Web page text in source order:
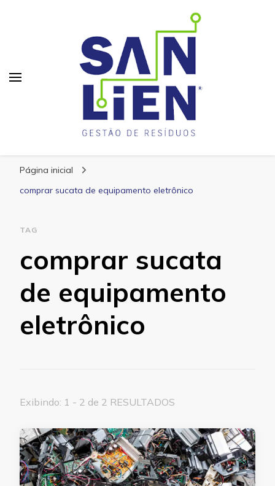
Página inicial
comprar sucata de equipamento eletrônico
TAG
comprar sucata
de equipamento
eletrônico
Exibindo: 1 - 2 de 2 RESULTADOS